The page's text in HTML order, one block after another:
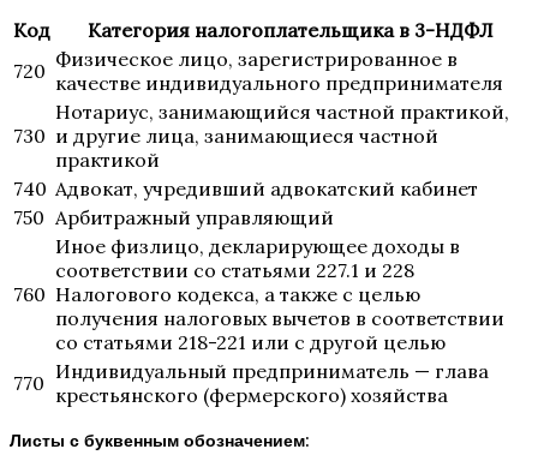
Код
Категория налогоплательщика в 3-НДФЛ
720 Физическое лицо, зарегистрированное в
качестве индивидуального предпринимателя
730
Нотариус, занимающийся частной практикой,
и другие лица, занимающиеся частной
практикой
740 Адвокат, учредивший адвокатский кабинет
750 Арбитражный управляющий
760
Иное физлицо, декларирующее доходы в
соответствии со статьями 227.1 и 228
Налогового кодекса, а также с целью
получения налоговых вычетов в соответствии
со статьями 218-221 или с другой целью
770 Индивидуальный предприниматель — глава
крестьянского (фермерского) хозяйства
Листы с буквенным обозначением: